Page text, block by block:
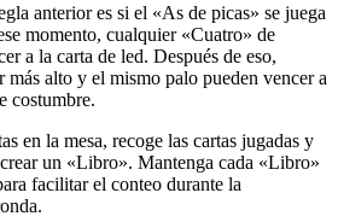
anterior es si el «As de picas» se juega
momento, cualquier «Cuatro» de
a la carta de led. Después de eso,
alto y el mismo palo pueden vencer a
costumbre.
en la mesa, recoge las cartas jugadas y
un «Libro». Mantenga cada «Libro»
facilitar el conteo durante la